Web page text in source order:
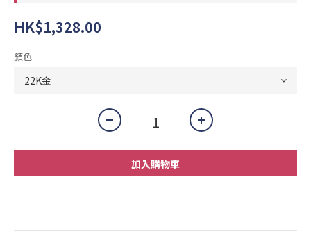
HK$1,328.00
顏色
加入購物車